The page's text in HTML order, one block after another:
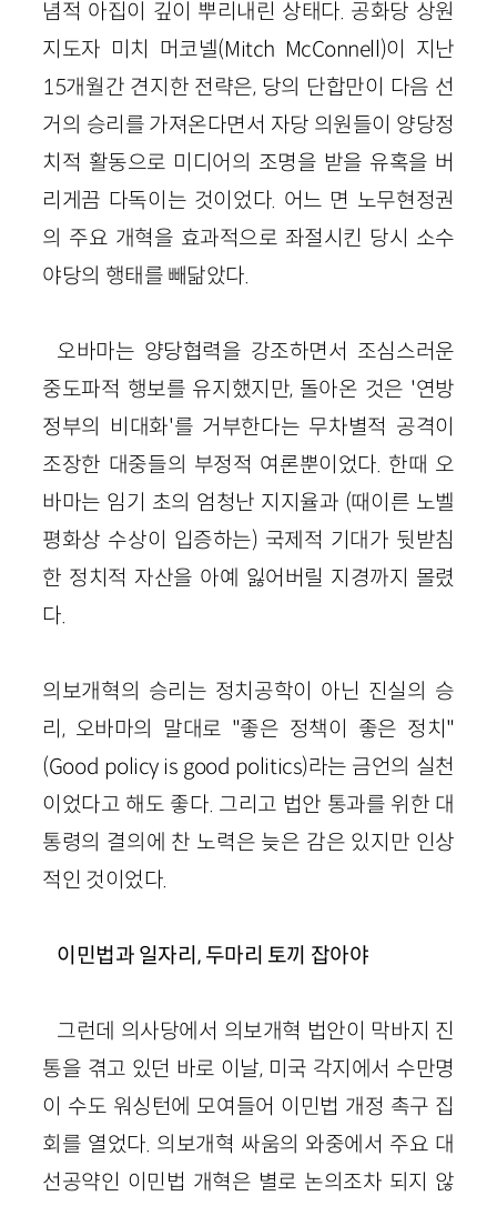
념적 아집이 깊이 뿌리내린 상태다. 공화당 상원
지도자 미치 머코넬(Mitch McConnell)이 지난
15개월간 견지한 전략은, 당의 단합만이 다음 선
거의 승리를 가져온다면서 자당 의원들이 양당정
치적 활동으로 미디어의 조명을 받을 유혹을 버
리게끔 다독이는 것이었다. 어느 면 노무현정권
의 주요 개혁을 효과적으로 좌절시킨 당시 소수
야당의 행태를 빼닮았다.
오바마는 양당협력을 강조하면서 조심스러운
중도파적 행보를 유지했지만, 돌아온 것은 '연방
정부의 비대화'를 거부한다는 무차별적 공격이
조장한 대중들의 부정적 여론뿐이었다. 한때 오
바마는 임기 초의 엄청난 지지율과 (때이른 노벨
평화상 수상이 입증하는) 국제적 기대가 뒷받침
한 정치적 자산을 아예 잃어버릴 지경까지 몰렸
다.
의보개혁의 승리는 정치공학이 아닌 진실의 승
리, 오바마의 말대로 "좋은 정책이 좋은 정치"
(Good policy is good politics)라는 금언의 실천
이었다고 해도 좋다. 그리고 법안 통과를 위한 대
통령의 결의에 찬 노력은 늦은 감은 있지만 인상
적인 것이었다.
이민법과 일자리, 두마리 토끼 잡아야
그런데 의사당에서 의보개혁 법안이 막바지 진
통을 겪고 있던 바로 이날, 미국 각지에서 수만명
이 수도 워싱턴에 모여들어 이민법 개정 촉구 집
회를 열었다. 의보개혁 싸움의 와중에서 주요 대
선공약인 이민법 개혁은 별로 논의조차 되지 않